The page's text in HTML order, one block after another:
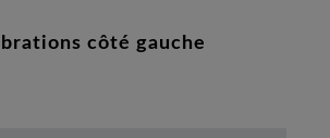
côté gauche